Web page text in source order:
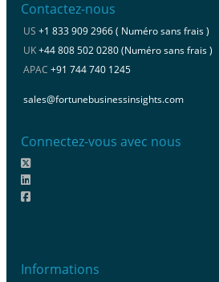
Contactez-nous
US +1 833 909 2966 ( Numéro sans frais )
UK+44 808 502 0280 (Numéro sans frais )
APAC +91 744 740 1245
sales@fortunebusinessinsights.com
Connectez-vous avec nous
Informations